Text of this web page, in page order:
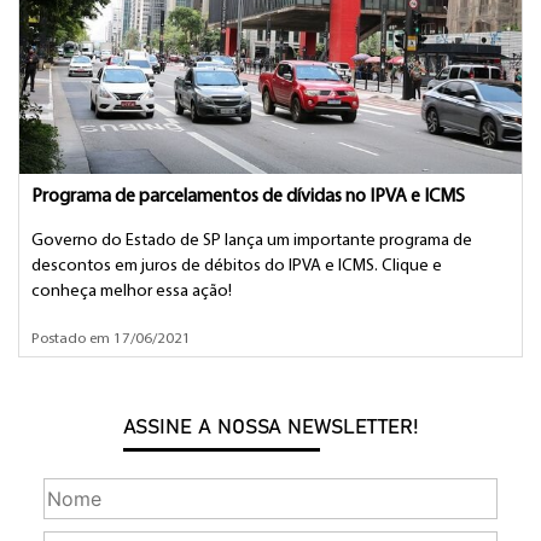
Programa de parcelamentos de dívidas no IPVA e ICMS
Governo do Estado de SP lança um importante programa de
descontos em juros de débitos do IPVA e ICMS. Clique e
conheça melhor essa ação!
Postado em 17/06/2021
ASSINE A NOSSA NEWSLETTER!